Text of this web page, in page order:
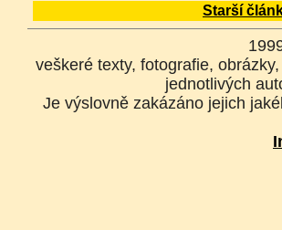
Starší
veškeré texty, fotografie,
jednotlivých
Je výslovně zakázáno jejich